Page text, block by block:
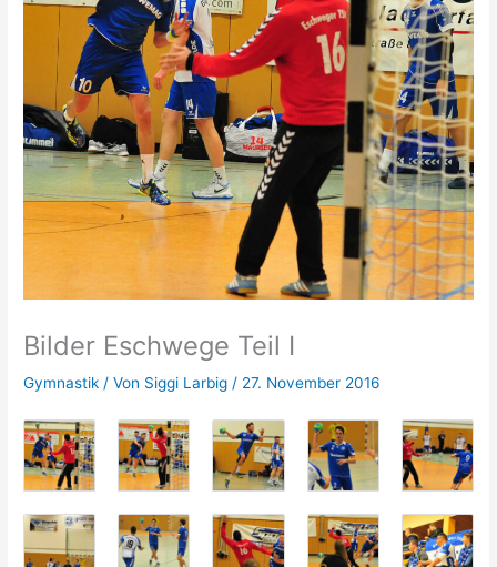
Bilder Eschwege Teil I
Gymnastik / Von Siggi Larbig / 27. November 2016